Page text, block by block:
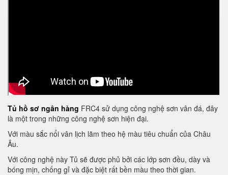
Tủ hồ sơ ngân hàng FRC4 sử dụng công nghệ sơn vân đá, đây
là một trong những công nghệ sơn hiện đại.
Với màu sắc nổi vân lịch lãm theo hệ màu tiêu chuẩn của Châu
Âu.
Với công nghệ này Tủ sẽ được phủ bởi các lớp sơn đều, dày và
bóng mịn, chống gỉ và đặc biệt rất bền màu theo thời gian.